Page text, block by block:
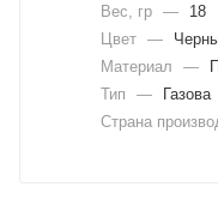
Вес, гр —
18
Цвет —
Материал
—
Тип
—
Газова
Страна